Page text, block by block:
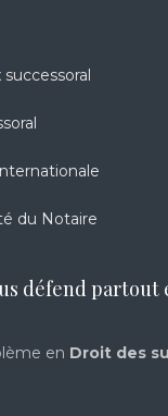
du Notaire
défend partout
en Droit des